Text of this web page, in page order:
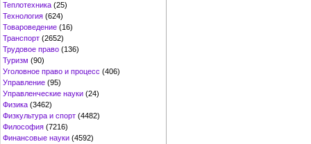
Теплотехника (25)
Технология (624)
Товароведение (16)
Транспорт (2652)
Трудовое право (136)
Туризм (90)
Уголовное право и процесс (406)
Управление (95)
Управленческие науки (24)
Физика (3462)
Физкультура и спорт (4482)
Философия (7216)
Финансовые науки (4592)